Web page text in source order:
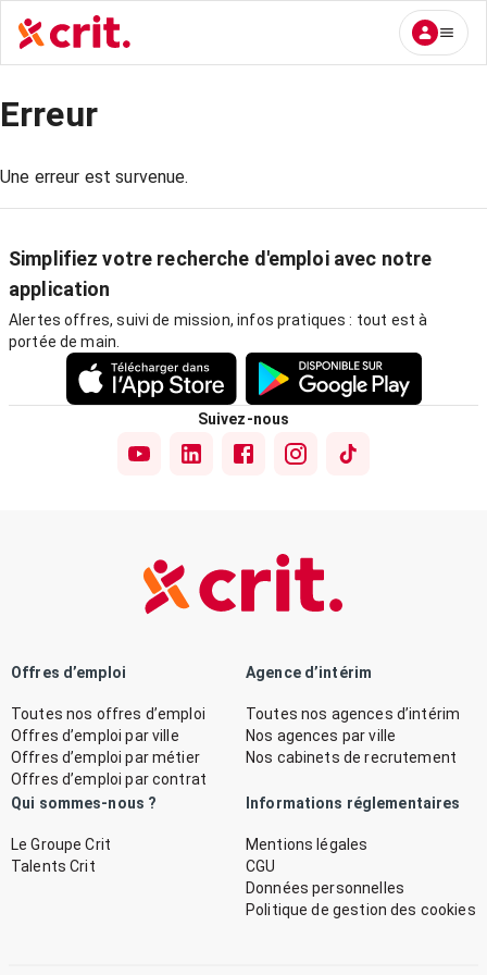
Erreur
Une erreur est survenue.
Simplifiez votre recherche d'emploi avec notre
application
Alertes offres, suivi de mission, infos pratiques : tout est à
portée de main.
Suivez-nous
Offres d’emploi
Toutes nos offres d’emploi
Offres d’emploi par ville
Offres d’emploi par métier
Offres d’emploi par contrat
Agence d’intérim
Toutes nos agences d’intérim
Nos agences par ville
Nos cabinets de recrutement
Qui sommes-nous ?
Le Groupe Crit
Talents Crit
Informations réglementaires
Mentions légales
CGU
Données personnelles
Politique de gestion des cookies